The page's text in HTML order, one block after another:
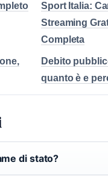
Sport Italia:
Streaming
Completa
Debito
quanto è e
di stato?